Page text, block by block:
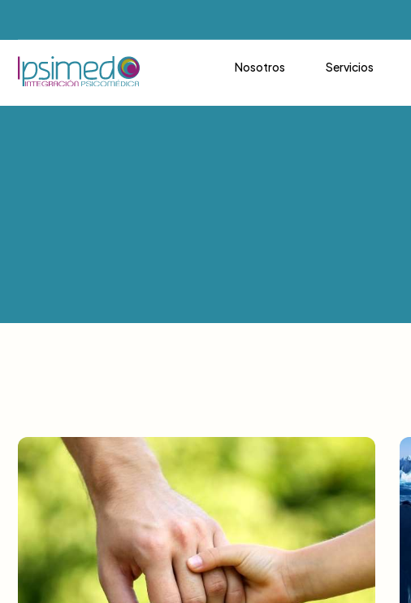
Nosotros Servicios